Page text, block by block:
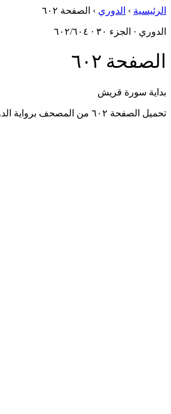
الرئيسية › الدوري › الصفحة ٦٠٢
الدوري · الجزء ٣٠ · ٦٠٢/٦٠٤
الصفحة ٦٠٢
بداية سورة قريش
تحميل الصفحة ٦٠٢ من المصحف برواية الدوري عن أبي عمرو بصيغة PDF، مُستخرَجةٌ من أصول مجمع الملك فهد.